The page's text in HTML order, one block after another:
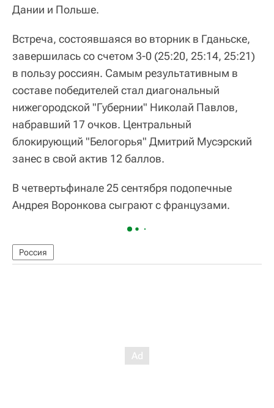
Дании и Польше.
Встреча, состоявшаяся во вторник в Гданьске,
завершилась со счетом 3-0 (25:20, 25:14, 25:21)
в пользу россиян. Самым результативным в
составе победителей стал диагональный
нижегородской "Губернии" Николай Павлов,
набравший 17 очков. Центральный
блокирующий "Белогорья" Дмитрий Мусэрский
занес в свой актив 12 баллов.
В четвертьфинале 25 сентября подопечные
Андрея Воронкова сыграют с французами.
Россия